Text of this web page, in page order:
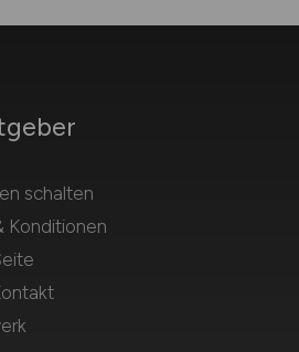
schalten
Konditionen